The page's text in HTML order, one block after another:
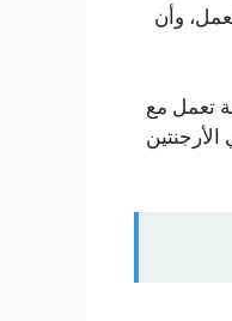
وأن
تعمل مع